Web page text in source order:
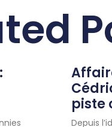
piste
Depuis